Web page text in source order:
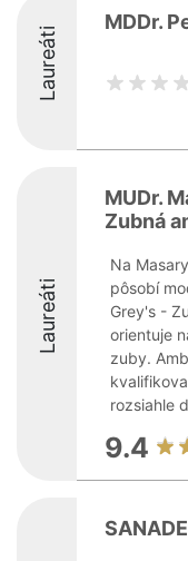
Laureáti
MDDr.
Laureáti
MUDr.
Zubná
Na
pôsobí
Grey's -
orientuje
zuby.
rozsiahle
9.4